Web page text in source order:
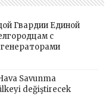
Гвардии Единой
с
Savunma
değiştirecek